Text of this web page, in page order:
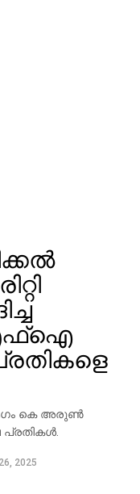
കെ അരുൺ
പ്രതികൾ.
2025